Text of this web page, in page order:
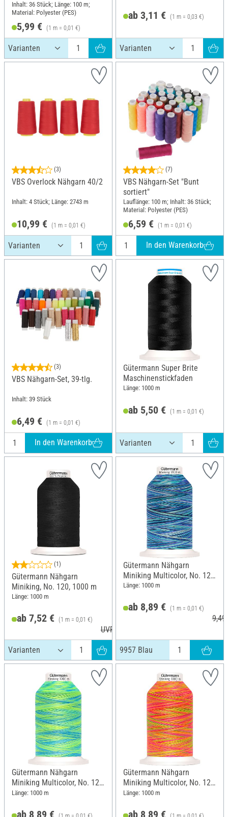
Inhalt: 36 Stück; Länge: 100 m;
Material: Polyester (PES)
5,99 € (1 m = 0,01 €)
ab 3,11 € (1 m = 0,03 €)
(3)
VBS Overlock Nähgarn 40/2
Inhalt: 4 Stück; Länge: 2743 m
10,99 € (1 m = 0,01 €)
(7)
VBS Nähgarn-Set "Bunt
sortiert"
Lauflänge: 100 m; Inhalt: 36 Stück;
Material: Polyester (PES)
6,59 € (1 m = 0,01 €)
In den Warenkorb
(3)
VBS Nähgarn-Set, 39-tlg.
Inhalt: 39 Stück
6,49 € (1 m = 0,01 €)
In den Warenkorb
Gütermann Super Brite
Maschinenstickfaden
Länge: 1000 m
ab 5,50 € (1 m = 0,01 €)
(1)
Gütermann Nähgarn
Miniking, No. 120, 1000 m
Länge: 1000 m
ab 7,52 € (1 m = 0,01 €)
UVP 9,10 €
Gütermann Nähgarn
Miniking Multicolor, No. 120,
9957 Blau
Länge: 1000 m
ab 8,89 € (1 m = 0,01 €)
9,49
9957 Blau
Gütermann Nähgarn
Miniking Multicolor, No. 120,
9968 Lime
Länge: 1000 m
Gütermann Nähgarn
Miniking Multicolor, No. 120,
9878 Pink-Orange
Länge: 1000 m